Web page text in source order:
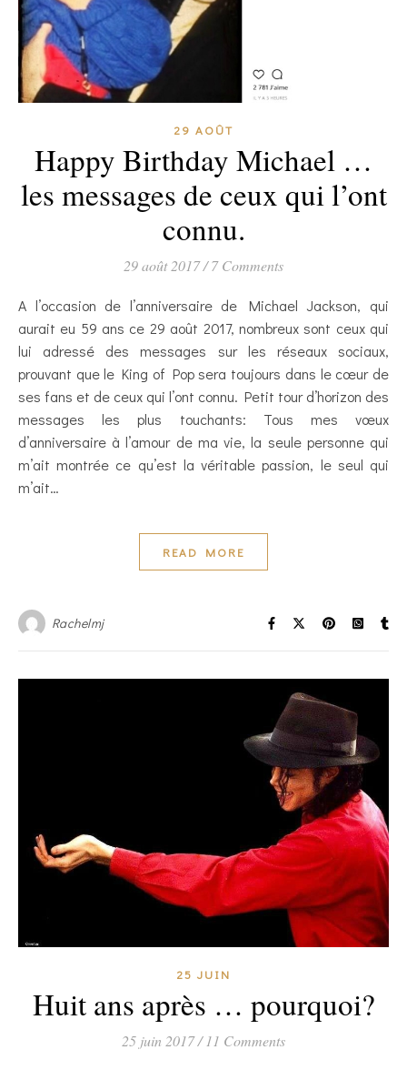
29 AOÛT
Happy Birthday Michael …
les messages de ceux qui l’ont
connu.
29 août 2017/ 7 Comments
A l’occasion de l’anniversaire de Michael Jackson, qui
aurait eu 59 ans ce 29 août 2017, nombreux sont ceux qui
lui adressé des messages sur les réseaux sociaux,
prouvant que le King of Pop sera toujours dans le cœur de
ses fans et de ceux qui l’ont connu. Petit tour d’horizon des
messages les plus touchants: Tous mes vœux
d’anniversaire à l’amour de ma vie, la seule personne qui
m’ait montrée ce qu’est la véritable passion, le seul qui
m’ait…
READ MORE
Rachelmj
25 JUIN
Huit ans après … pourquoi?
25 juin 2017/ 11 Comments